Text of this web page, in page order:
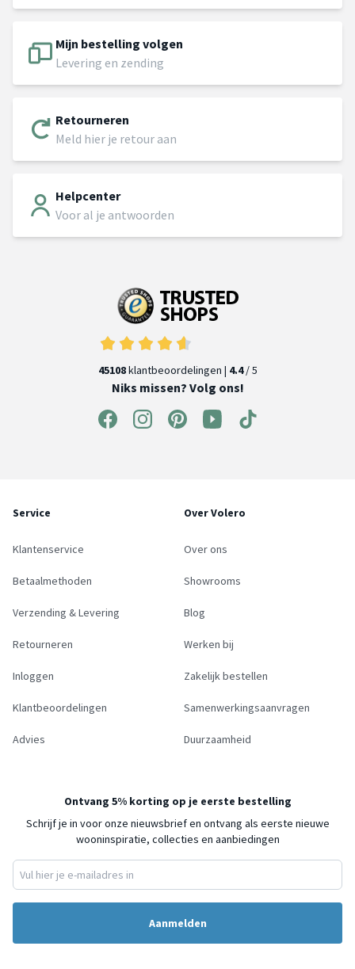
Mijn bestelling volgen
Levering en zending
Retourneren
Meld hier je retour aan
Helpcenter
Voor al je antwoorden
45108klantbeoordelingen | 4.4/ 5
Niks missen? Volg ons!
Service
Klantenservice
Betaalmethoden
Verzending & Levering
Retourneren
Inloggen
Klantbeoordelingen
Advies
Over Volero
Over ons
Showrooms
Blog
Werken bij
Zakelijk bestellen
Samenwerkingsaanvragen
Duurzaamheid
Ontvang 5% korting op je eerste bestelling
Schrijf je in voor onze nieuwsbrief en ontvang als eerste nieuwe
wooninspiratie, collecties en aanbiedingen
Aanmelden